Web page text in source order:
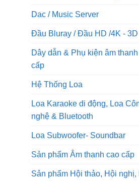
Dac / Music Server
Đầu Bluray / Đầu HD /4K - 3D
Dây dẫn & Phụ kiện âm
cấp
Hệ Thống Loa
Loa Karaoke di động, Loa
nghệ & Bluetooth
Loa Subwoofer- Soundbar
Sản phẩm Âm thanh cao cấp
Sản phẩm Hội thảo, Hội nghị,